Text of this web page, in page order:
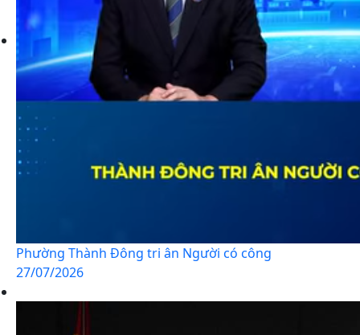
Phường Thành Đông tri ân Người có công
27/07/2026